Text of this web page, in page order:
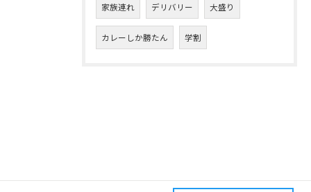
家族連れ デリバリー 大盛り
カレーしか勝たん 学割